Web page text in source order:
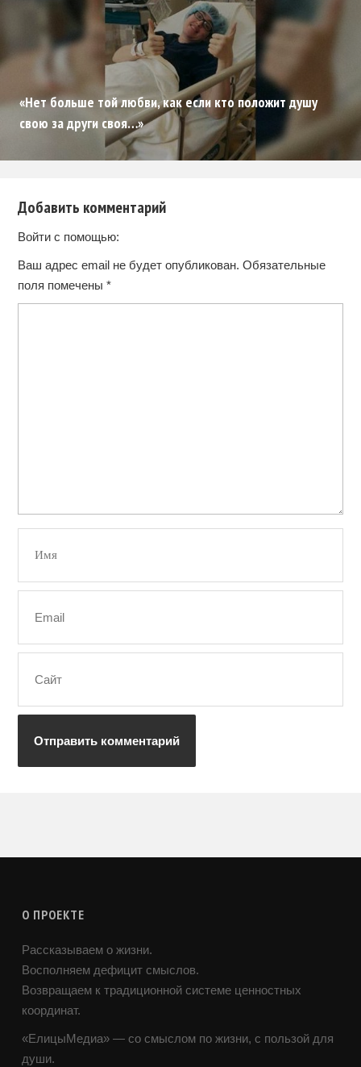
«Нет больше той любви, как если кто положит душу
свою за други своя…»
Добавить комментарий
Войти с помощью:
Ваш адрес email не будет опубликован. Обязательные
поля помечены *
О ПРОЕКТЕ
Рассказываем о жизни.
Восполняем дефицит смыслов.
Возвращаем к традиционной системе ценностных
координат.
«ЕлицыМедиа» — со смыслом по жизни, с пользой для
души.